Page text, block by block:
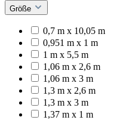
Größe
0,7 m x 10,05 m
0,951 m x 1 m
1 m x 5,5 m
1,06 m x 2,6 m
1,06 m x 3 m
1,3 m x 2,6 m
1,3 m x 3 m
1,37 m x 1 m